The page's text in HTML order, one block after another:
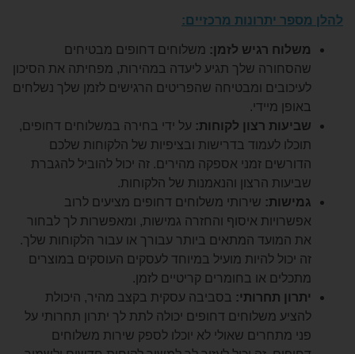
יתרונות מרכזיים:
רגיש לזמן: משלוחים דחופים מבטיחים
שלך תגיע ליעדה במהירות, מפחיתה את הסיכון
ומבטיחה שהפריטים הרגישים לזמן שלך נשלחים
מיידי.
רצון לקוחות:על ידי בחירה במשלוחים דחופים,
לעמוד בדרישות ובציפיות של הלקוחות שלכם
זמני אספקה מהירים. זה יכול להוביל להגברת
הרצון והנאמנות של הלקוחות.
שירותי משלוחים דחופים מציעים לרוב
איסוף והחזרה גמישות, ומאפשרות לך לבחור
המתאים ביותר עבורך או עבור הלקוחות שלך.
להיות מועיל במיוחד לעסקים העוסקים במוצרים
או בחומרים קריטיים לזמן.
תחרותי:בסביבה עסקית בקצב מהיר, היכולת
משלוחים דחופים יכולה לתת לך יתרון תחרותי על
מתחרים שאולי לא יוכלו לספק שירות משלוחים